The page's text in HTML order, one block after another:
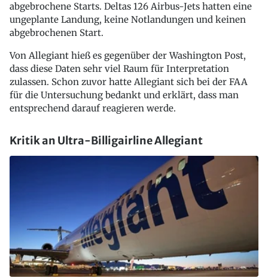
abgebrochene Starts. Deltas 126 Airbus-Jets hatten eine
ungeplante Landung, keine Notlandungen und keinen
abgebrochenen Start.
Von Allegiant hieß es gegenüber der Washington Post,
dass diese Daten sehr viel Raum für Interpretation
zulassen. Schon zuvor hatte Allegiant sich bei der FAA
für die Untersuchung bedankt und erklärt, dass man
entsprechend darauf reagieren werde.
Kritik an Ultra-Billigairline Allegiant